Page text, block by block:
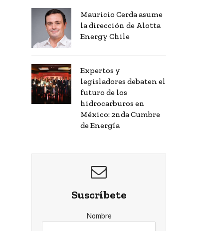
Mauricio Cerda asume
la dirección de Alotta
Energy Chile
Expertos y
legisladores debaten el
futuro de los
hidrocarburos en
México: 2nda Cumbre
de Energía
Suscríbete
Nombre